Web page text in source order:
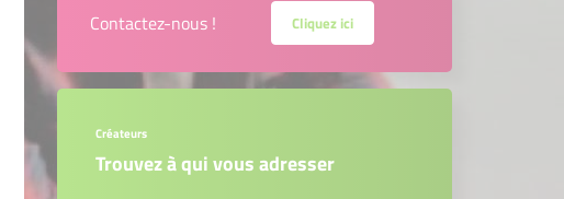
Contactez-nous ! Cliquez ici
Créateurs
Trouvez à qui vous adresser